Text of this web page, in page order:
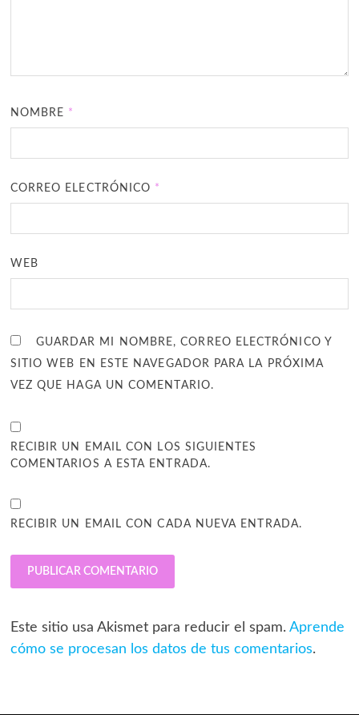
NOMBRE *
CORREO ELECTRÓNICO *
WEB
GUARDAR MI NOMBRE, CORREO ELECTRÓNICO Y
SITIO WEB EN ESTE NAVEGADOR PARA LA PRÓXIMA
VEZ QUE HAGA UN COMENTARIO.
RECIBIR UN EMAIL CON LOS SIGUIENTES
COMENTARIOS A ESTA ENTRADA.
RECIBIR UN EMAIL CON CADA NUEVA ENTRADA.
Este sitio usa Akismet para reducir el spam. Aprende
cómo se procesan los datos de tus comentarios.